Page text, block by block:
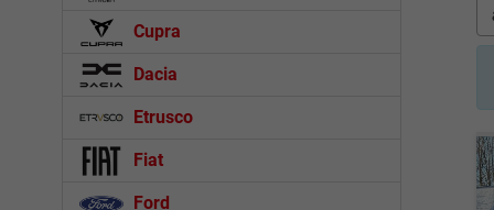
Cupra
Dacia
Etrusco
Fiat
Ford